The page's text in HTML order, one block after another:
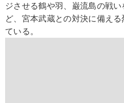
ジさせる鶴や羽、巌流島の戦
ど、宮本武蔵との対決に備え
ている。